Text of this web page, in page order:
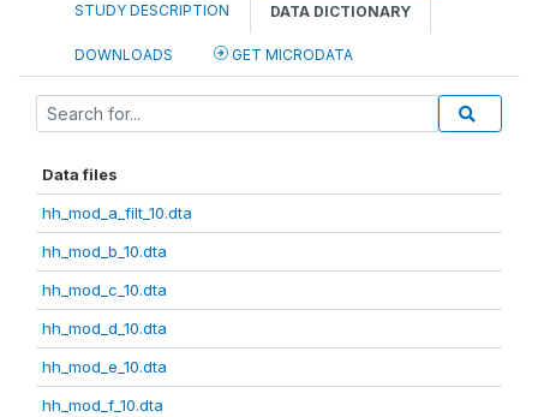
STUDY DESCRIPTION DATA DICTIONARY
DOWNLOADS GET MICRODATA
Data files
hh_mod_a_filt_10.dta
hh_mod_b_10.dta
hh_mod_c_10.dta
hh_mod_d_10.dta
hh_mod_e_10.dta
hh_mod_f_10.dta